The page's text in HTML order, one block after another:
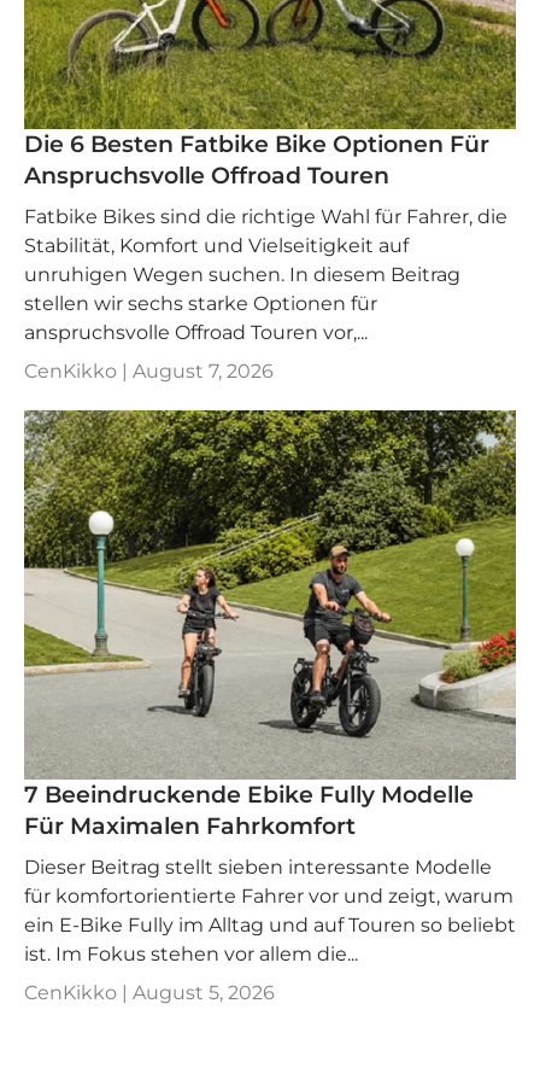
Die 6 Besten Fatbike Bike Optionen Für
Anspruchsvolle Offroad Touren
Fatbike Bikes sind die richtige Wahl für Fahrer, die
Stabilität, Komfort und Vielseitigkeit auf
unruhigen Wegen suchen. In diesem Beitrag
stellen wir sechs starke Optionen für
anspruchsvolle Offroad Touren vor,...
CenKikko | August 7, 2026
7 Beeindruckende Ebike Fully Modelle
Für Maximalen Fahrkomfort
Dieser Beitrag stellt sieben interessante Modelle
für komfortorientierte Fahrer vor und zeigt, warum
ein E-Bike Fully im Alltag und auf Touren so beliebt
ist. Im Fokus stehen vor allem die...
CenKikko | August 5, 2026